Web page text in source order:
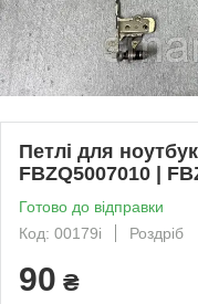
Петлі для
FBZQ5007010 |
Готово до відправки
Код: 00179i
Роздріб
90 ₴